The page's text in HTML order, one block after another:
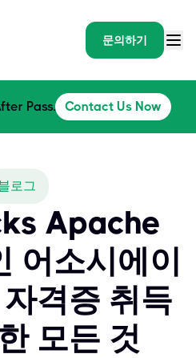
문의하기
Pass. Contact Us Now
로그
Apache
어소시에이
격증 취득
모든 것